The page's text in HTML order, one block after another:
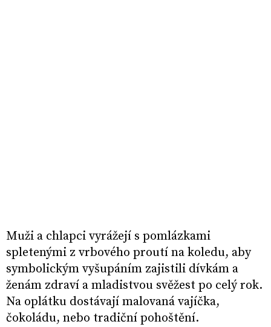
Muži a chlapci vyrážejí s pomlázkami
spletenými z vrbového proutí na koledu, aby
symbolickým vyšupáním zajistili dívkám a
ženám zdraví a mladistvou svěžest po celý rok.
Na oplátku dostávají malovaná vajíčka,
čokoládu, nebo tradiční pohoštění.